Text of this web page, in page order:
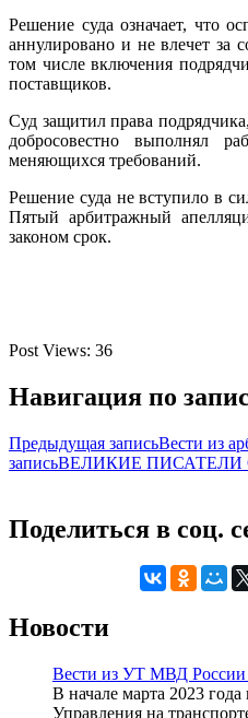
Решение суда означает, что
аннулировано и не влечет за
том числе включения
поставщиков.
Суд защитил права
добросовестно выполнял
меняющихся требований.
Решение суда не вступило в
Пятый арбитражный
законом срок.
Post Views: 36
Навигация по
Предыдущая записьВести из
записьВЕЛИКИЕ ПИСАТЕЛИ
Поделиться в соц.
Новости
Вести из УТ МВД
В начале марта 2023
Управления на